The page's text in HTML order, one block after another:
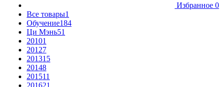
Избранное 0
Все товары1
Обучение184
Ци Мэнь51
20101
20127
201315
20148
201511
201621